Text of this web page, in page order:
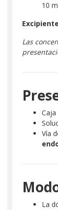
10
Las
Caja
Vía
La